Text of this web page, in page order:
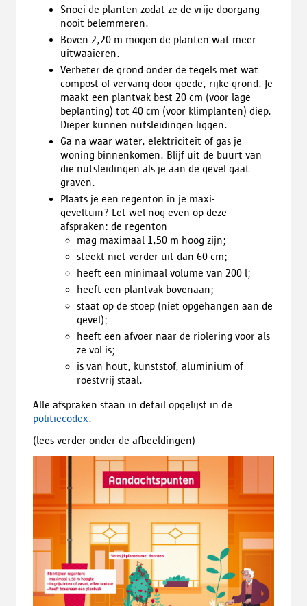
Snoei de planten zodat ze de vrije doorgang
nooit belemmeren.
Boven 2,20 m mogen de planten wat meer
uitwaaieren.
Verbeter de grond onder de tegels met wat
compost of vervang door goede, rijke grond. Je
maakt een plantvak best 20 cm (voor lage
beplanting) tot 40 cm (voor klimplanten) diep.
Dieper kunnen nutsleidingen liggen.
Ga na waar water, elektriciteit of gas je
woning binnenkomen. Blijf uit de buurt van
die nutsleidingen als je aan de gevel gaat
graven.
Plaats je een regenton in je maxi-
geveltuin? Let wel nog even op deze
afspraken: de regenton
mag maximaal 1,50 m hoog zijn;
steekt niet verder uit dan 60 cm;
heeft een minimaal volume van 200 l;
heeft een plantvak bovenaan;
staat op de stoep (niet opgehangen aan de
gevel);
heeft een afvoer naar de riolering voor als
ze vol is;
is van hout, kunststof, aluminium of
roestvrij staal.
Alle afspraken staan in detail opgelijst in de
politiecodex.
(lees verder onder de afbeeldingen)